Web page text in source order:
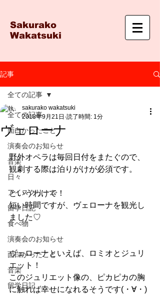
Sakurako
Wakatsuki
記事
全ての記事
面白かったこと
演奏会のお知らせ
音楽
日々
アイスクリーム
留学日記
食べ物
演奏会のお知らせ
面白かったこと
音楽
留学日記
全ての記事
ヴェローナ
sakurako wakatsuki
2018年9月21日 読了時間: 1分
野外オペラは毎回日付をまたぐので、
観劇する際は泊りがけが必須です。
というわけで！
短い時間ですが、ヴェローナを観光し
ました♡
ヴェローナといえば、ロミオとジュリ
エット！
このジュリエット像の、ピカピカの胸
に触れば幸せになれるそうです(・∀・)